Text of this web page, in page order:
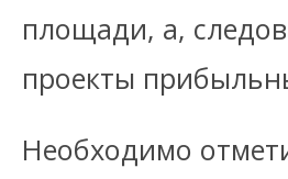
площади, а,
проекты
Необходимо